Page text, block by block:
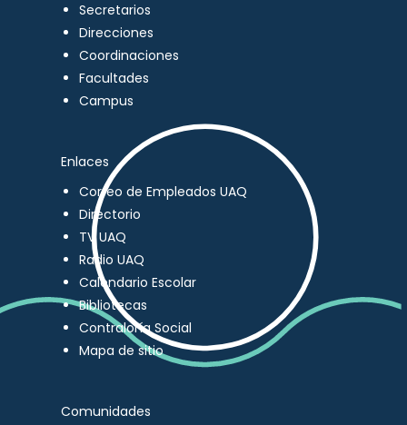
Secretarios
Direcciones
Coordinaciones
Facultades
Campus
Enlaces
Correo de Empleados UAQ
Directorio
TV UAQ
Radio UAQ
Calendario Escolar
Bibliotecas
Contraloría Social
Mapa de sitio
Comunidades